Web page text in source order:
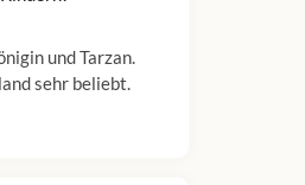
und Tarzan.
sehr beliebt.